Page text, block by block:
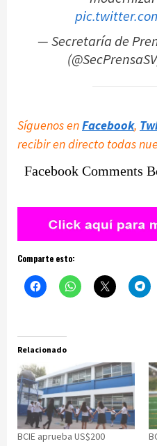
— Secretaría de
Síguenos enFacebook,
recibir en directo todas
Facebook Comments
Comparte esto:
Relacionado
BCIE aprueba US$200